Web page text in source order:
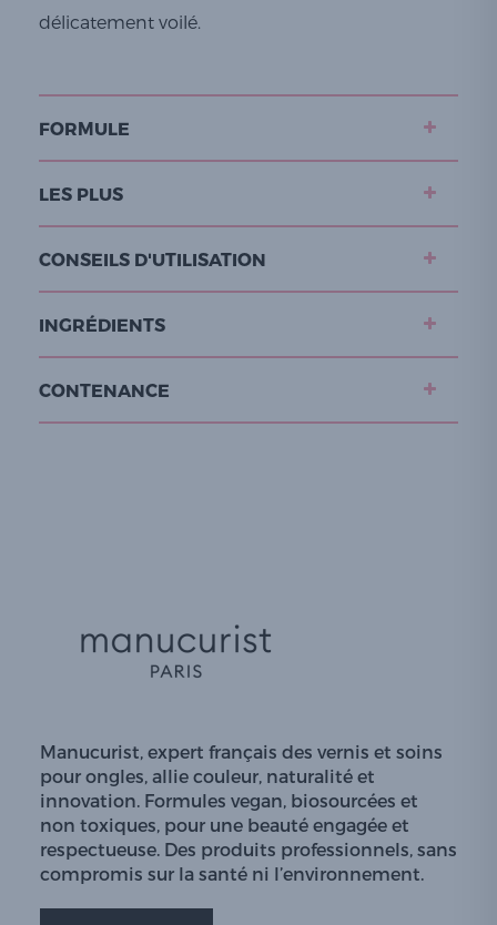
délicatement voilé.
FORMULE
LES PLUS
CONSEILS D'UTILISATION
INGRÉDIENTS
CONTENANCE
Manucurist, expert français des vernis et soins
pour ongles, allie couleur, naturalité et
innovation. Formules vegan, biosourcées et
non toxiques, pour une beauté engagée et
respectueuse. Des produits professionnels, sans
compromis sur la santé ni l’environnement.